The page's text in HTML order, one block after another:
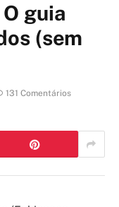
guia
(sem
131 Comentários